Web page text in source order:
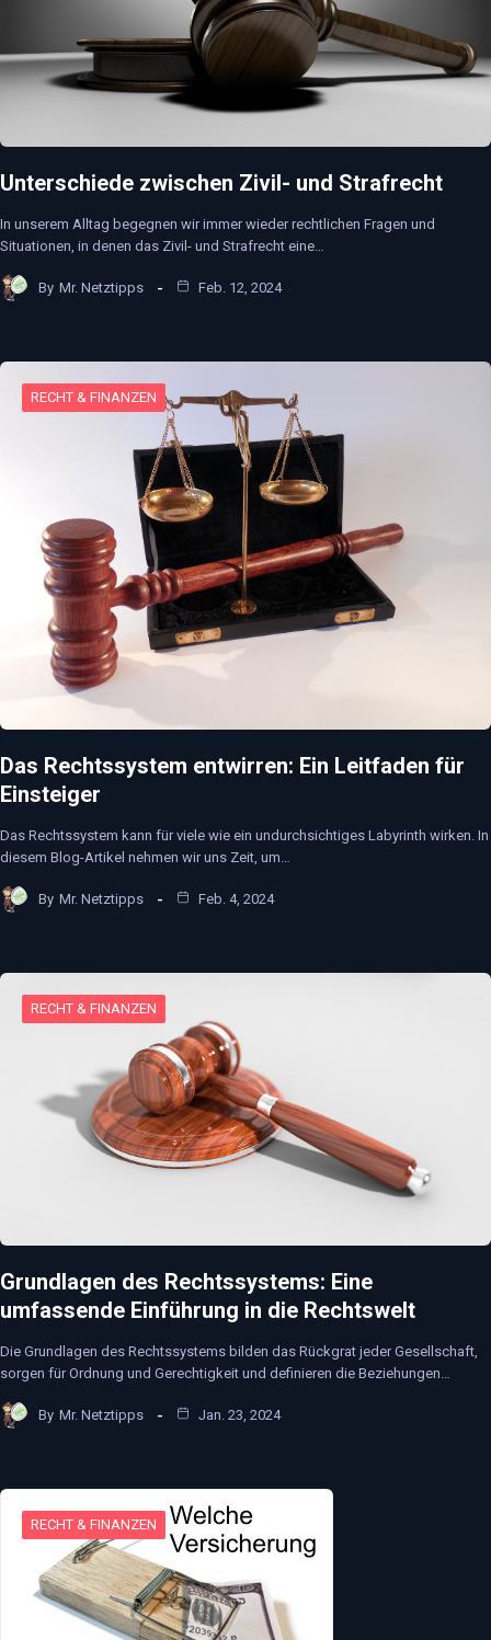
Unterschiede zwischen Zivil- und Strafrecht
In unserem Alltag begegnen wir immer wieder rechtlichen Fragen und
Situationen, in denen das Zivil- und Strafrecht eine…
By Mr. Netztipps Feb. 12, 2024
RECHT & FINANZEN
Das Rechtssystem entwirren: Ein Leitfaden für
Einsteiger
Das Rechtssystem kann für viele wie ein undurchsichtiges Labyrinth wirken. In
diesem Blog-Artikel nehmen wir uns Zeit, um…
By Mr. Netztipps Feb. 4, 2024
RECHT & FINANZEN
Grundlagen des Rechtssystems: Eine
umfassende Einführung in die Rechtswelt
Die Grundlagen des Rechtssystems bilden das Rückgrat jeder Gesellschaft,
sorgen für Ordnung und Gerechtigkeit und definieren die Beziehungen…
By Mr. Netztipps Jan. 23, 2024
RECHT & FINANZEN